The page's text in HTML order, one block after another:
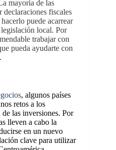
mayoría de las
declaraciones fiscales
puede acarrear
local. Por
trabajar con
pueda ayudarte con
, algunos países
retos a los
las inversiones. Por
lleven a cabo la
en un nuevo
clave para utilizar